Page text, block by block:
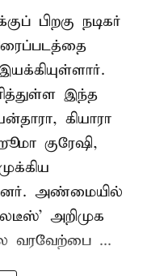
பிறகு நடிகர்
இந்த
கியாரா
குரேஷி,
அண்மையில்
அறிமுக
வரவேற்பை ...